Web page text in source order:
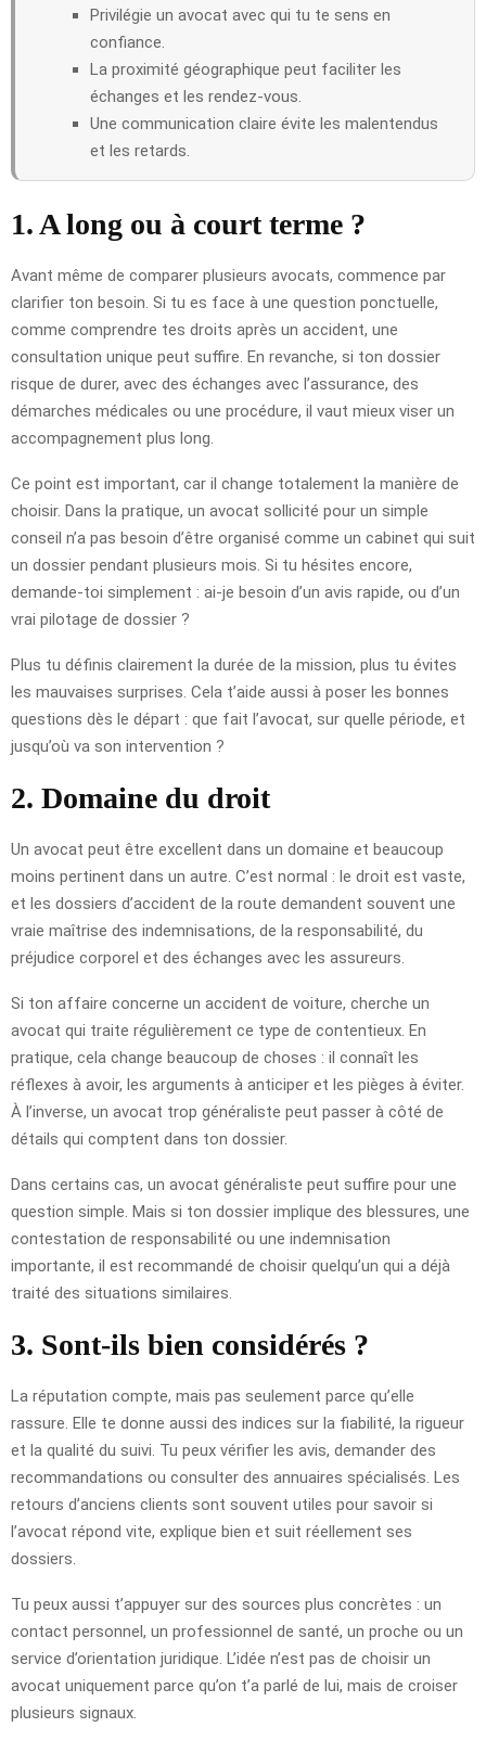
Privilégie un avocat avec qui tu te sens en
confiance.
La proximité géographique peut faciliter les
échanges et les rendez-vous.
Une communication claire évite les malentendus
et les retards.
1. A long ou à court terme ?
Avant même de comparer plusieurs avocats, commence par
clarifier ton besoin. Si tu es face à une question ponctuelle,
comme comprendre tes droits après un accident, une
consultation unique peut suffire. En revanche, si ton dossier
risque de durer, avec des échanges avec l’assurance, des
démarches médicales ou une procédure, il vaut mieux viser un
accompagnement plus long.
Ce point est important, car il change totalement la manière de
choisir. Dans la pratique, un avocat sollicité pour un simple
conseil n’a pas besoin d’être organisé comme un cabinet qui suit
un dossier pendant plusieurs mois. Si tu hésites encore,
demande-toi simplement : ai-je besoin d’un avis rapide, ou d’un
vrai pilotage de dossier ?
Plus tu définis clairement la durée de la mission, plus tu évites
les mauvaises surprises. Cela t’aide aussi à poser les bonnes
questions dès le départ : que fait l’avocat, sur quelle période, et
jusqu’où va son intervention ?
2. Domaine du droit
Un avocat peut être excellent dans un domaine et beaucoup
moins pertinent dans un autre. C’est normal : le droit est vaste,
et les dossiers d’accident de la route demandent souvent une
vraie maîtrise des indemnisations, de la responsabilité, du
préjudice corporel et des échanges avec les assureurs.
Si ton affaire concerne un accident de voiture, cherche un
avocat qui traite régulièrement ce type de contentieux. En
pratique, cela change beaucoup de choses : il connaît les
réflexes à avoir, les arguments à anticiper et les pièges à éviter.
À l’inverse, un avocat trop généraliste peut passer à côté de
détails qui comptent dans ton dossier.
Dans certains cas, un avocat généraliste peut suffire pour une
question simple. Mais si ton dossier implique des blessures, une
contestation de responsabilité ou une indemnisation
importante, il est recommandé de choisir quelqu’un qui a déjà
traité des situations similaires.
3. Sont-ils bien considérés ?
La réputation compte, mais pas seulement parce qu’elle
rassure. Elle te donne aussi des indices sur la fiabilité, la rigueur
et la qualité du suivi. Tu peux vérifier les avis, demander des
recommandations ou consulter des annuaires spécialisés. Les
retours d’anciens clients sont souvent utiles pour savoir si
l’avocat répond vite, explique bien et suit réellement ses
dossiers.
Tu peux aussi t’appuyer sur des sources plus concrètes : un
contact personnel, un professionnel de santé, un proche ou un
service d’orientation juridique. L’idée n’est pas de choisir un
avocat uniquement parce qu’on t’a parlé de lui, mais de croiser
plusieurs signaux.